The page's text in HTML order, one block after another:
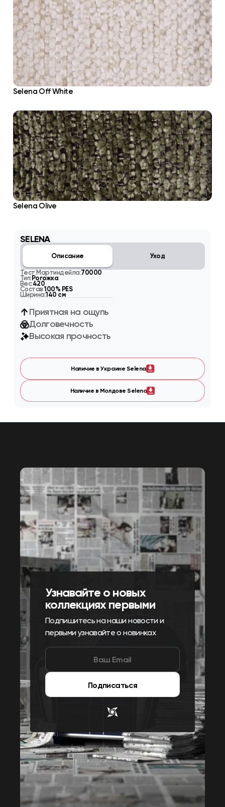
Selena Off White
Selena Olive
SELENA
Описание Уход
Тест Мартиндейла:70000
Тип:Рогожка
Вес:420
Состав:100% PES
Ширина:140 см
Приятная на ощупь
Долговечность
Высокая прочность
Наличие в Украине Selena
Наличие в Молдове Selena
Узнавайте о новых
коллекциях первыми
Подпишитесь на наши новости и
первыми узнавайте о новинках
Подписаться